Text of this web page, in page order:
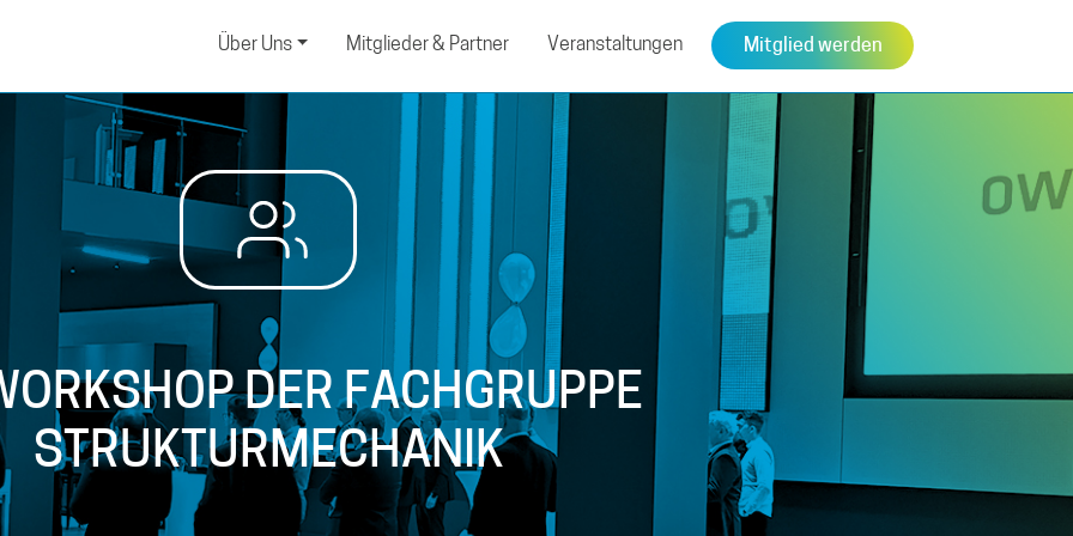
Über Uns Mitglieder & Partner Veranstaltungen Mitglied werden
DER FACHGRUPPE
STRUKTURMECHANIK